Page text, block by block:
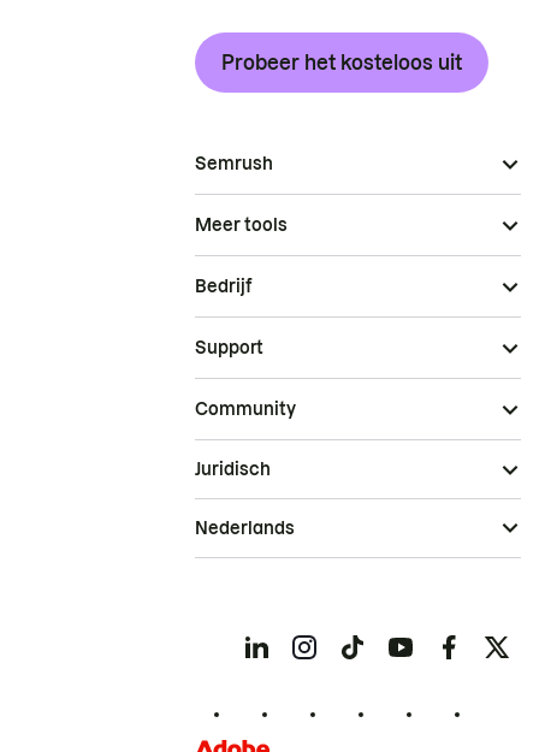
Probeer het kosteloos uit
Semrush
Meer tools
Bedrijf
Support
Community
Juridisch
Nederlands